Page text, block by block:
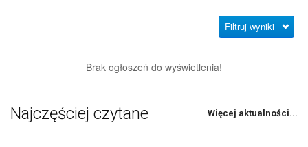
Filtruj wyniki
Brak ogłoszeń do wyświetlenia!
Najczęściej czytane Więcej aktualności...